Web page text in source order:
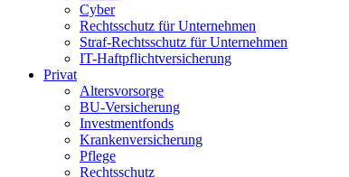
Cyber
Rechtsschutz für Unternehmen
Straf-Rechtsschutz für Unternehmen
IT-Haftpflichtversicherung
Privat
Altersvorsorge
BU-Versicherung
Investmentfonds
Krankenversicherung
Pflege
Rechtsschutz